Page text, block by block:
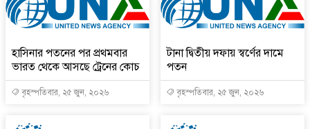
হাসিনার পতনের পর প্রথমবার
ভারত থেকে আসছে ট্রেনের কোচ
বৃহস্পতিবার, ২৫ জুন, ২০২৬
টানা দ্বিতীয় দফায় স্বর্ণের দামে
পতন
বৃহস্পতিবার, ২৫ জুন, ২০২৬